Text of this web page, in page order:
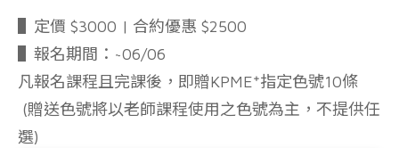
▌定價 $3000 | 合約優惠 $2500
▌報名期間：~06/06
凡報名課程且完課後，即贈KPME⁺指定色號10條
(贈送色號將以老師課程使用之色號為主，不提供任
選)